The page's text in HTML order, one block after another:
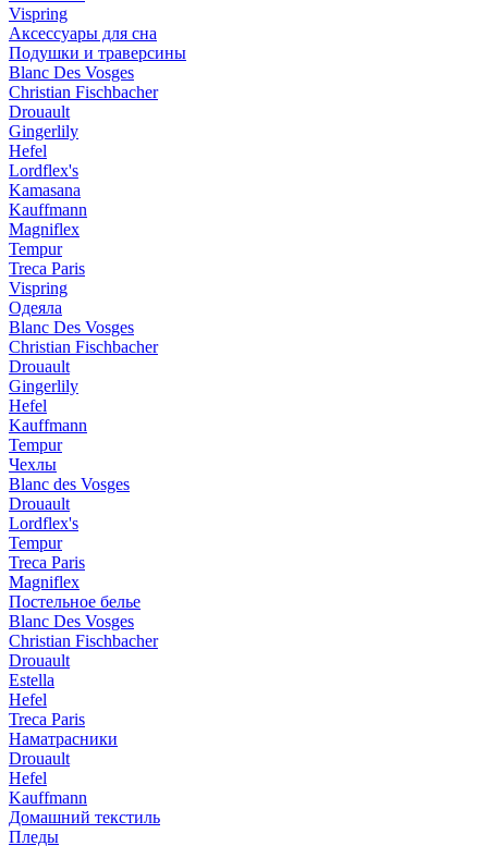
Vispring
Аксессуары для сна
Подушки и траверсины
Blanc Des Vosges
Christian Fischbacher
Drouault
Gingerlily
Hefel
Lordflex's
Kamasana
Kauffmann
Magniflex
Tempur
Treca Paris
Vispring
Одеяла
Blanc Des Vosges
Christian Fischbacher
Drouault
Gingerlily
Hefel
Kauffmann
Tempur
Чехлы
Blanc des Vosges
Drouault
Lordflex's
Tempur
Treca Paris
Magniflex
Постельное белье
Blanc Des Vosges
Christian Fischbacher
Drouault
Estella
Hefel
Treca Paris
Наматрасники
Drouault
Hefel
Kauffmann
Домашний текстиль
Пледы